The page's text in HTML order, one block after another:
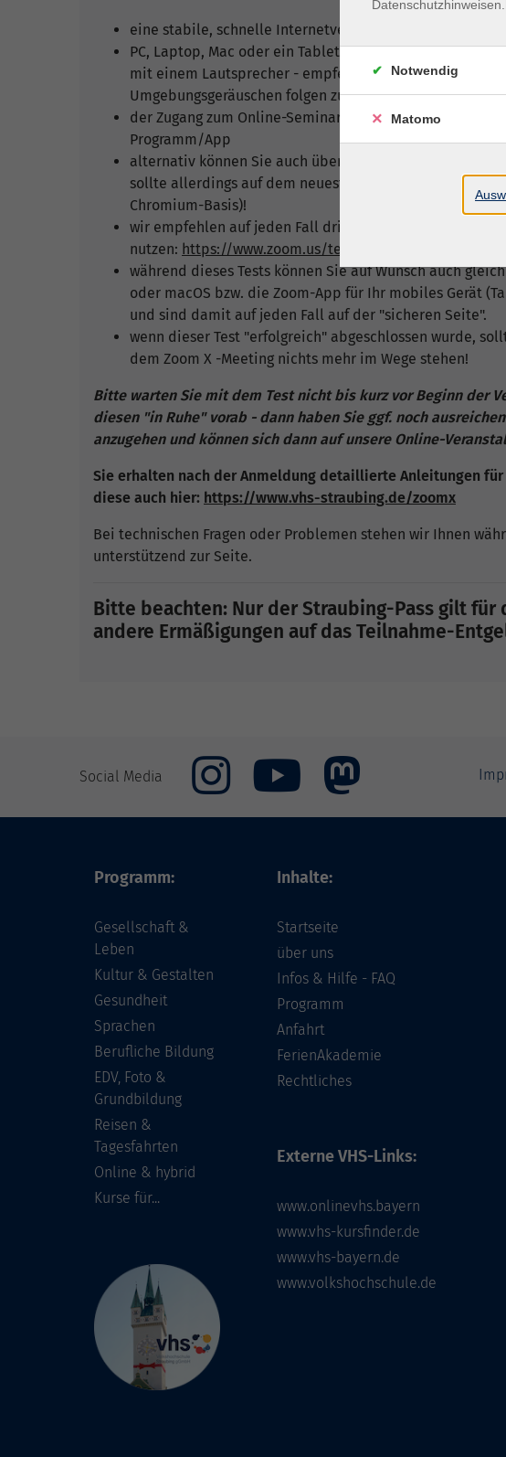
eine stabile, schnelle Internetverbindung - besser mit
PC, Laptop, Mac oder ein Tablet (zur Not reicht auch
mit einem Lautsprecher - empfehlenswert ist ggf. ein
Umgebungsgeräuschen folgen zu können (Mikrofon
der Zugang zum Online-Seminar/Webinar/Live-Stream/
Programm/App
alternativ können Sie auch über den Browser beitreten
sollte allerdings auf dem neuesten Stand sein: Firefox,
Chromium-Basis)!
wir empfehlen auf jeden Fall dringend, im Vorfeld diesen
nutzen: https://www.zoom.us/test
während dieses Tests können Sie auf Wunsch auch
oder macOS bzw. die Zoom-App für Ihr mobiles Gerät
und sind damit auf jeden Fall auf der "sicheren Seite".
wenn dieser Test "erfolgreich" abgeschlossen wurde,
dem Zoom X -Meeting nichts mehr im Wege stehen!
Bitte warten Sie mit dem Test nicht bis kurz vor Beginn der
diesen "in Ruhe" vorab - dann haben Sie ggf. noch
anzugehen und können sich dann auf unsere Online-
Sie erhalten nach der Anmeldung detaillierte Anleitungen
diese auch hier: https://www.vhs-straubing.de/zoomx
Bei technischen Fragen oder Problemen stehen wir Ihnen
unterstützend zur Seite.
Bitte beachten: Nur der Straubing-Pass gilt für
andere Ermäßigungen auf das Teilnahme-
Social Media
Programm:
Gesellschaft &
Leben
Kultur & Gestalten
Gesundheit
Sprachen
Berufliche Bildung
EDV, Foto &
Grundbildung
Reisen &
Tagesfahrten
Online & hybrid
Kurse für...
Inhalte:
Startseite
über uns
Infos & Hilfe - FAQ
Programm
Anfahrt
FerienAkademie
Rechtliches
Externe VHS-Links:
www.onlinevhs.bayern
www.vhs-kursfinder.de
www.vhs-bayern.de
www.volkshochschule.de
Datenschutzhinweisen.
Notwendig
Matomo